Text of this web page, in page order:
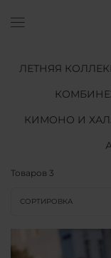
ЛЕТНЯЯ
КИМОНО И
Товаров 3
СОРТИРОВКА